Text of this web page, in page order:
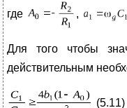
где ,
Для того чтобы
действительным
(5.11)